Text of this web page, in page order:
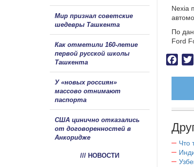
Nexia
По
Ford
Что
Мир признал советские
шедевры Ташкента
Как отметили 160-летие
первой русской школы
Ташкента
У «новых россиян»
массово отнимают
паспорта
США цинично отказались
от договоренностей в
Анкоридже
/// НОВОСТИ